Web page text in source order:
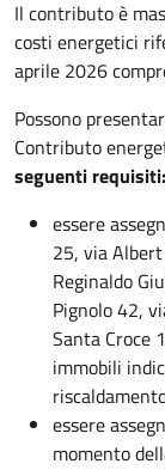
Il contributo è
costi energetici
aprile 2026
Possono
Contributo
seguenti requisiti:
essere
25, via
Reginaldo
Pignolo 42,
Santa Croce
immobili
essere
momento